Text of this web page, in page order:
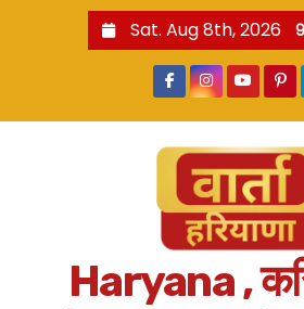
Sat. Aug 8th, 2026
Haryana ,